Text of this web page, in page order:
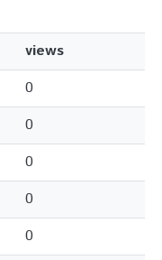
views
0
0
0
0
0